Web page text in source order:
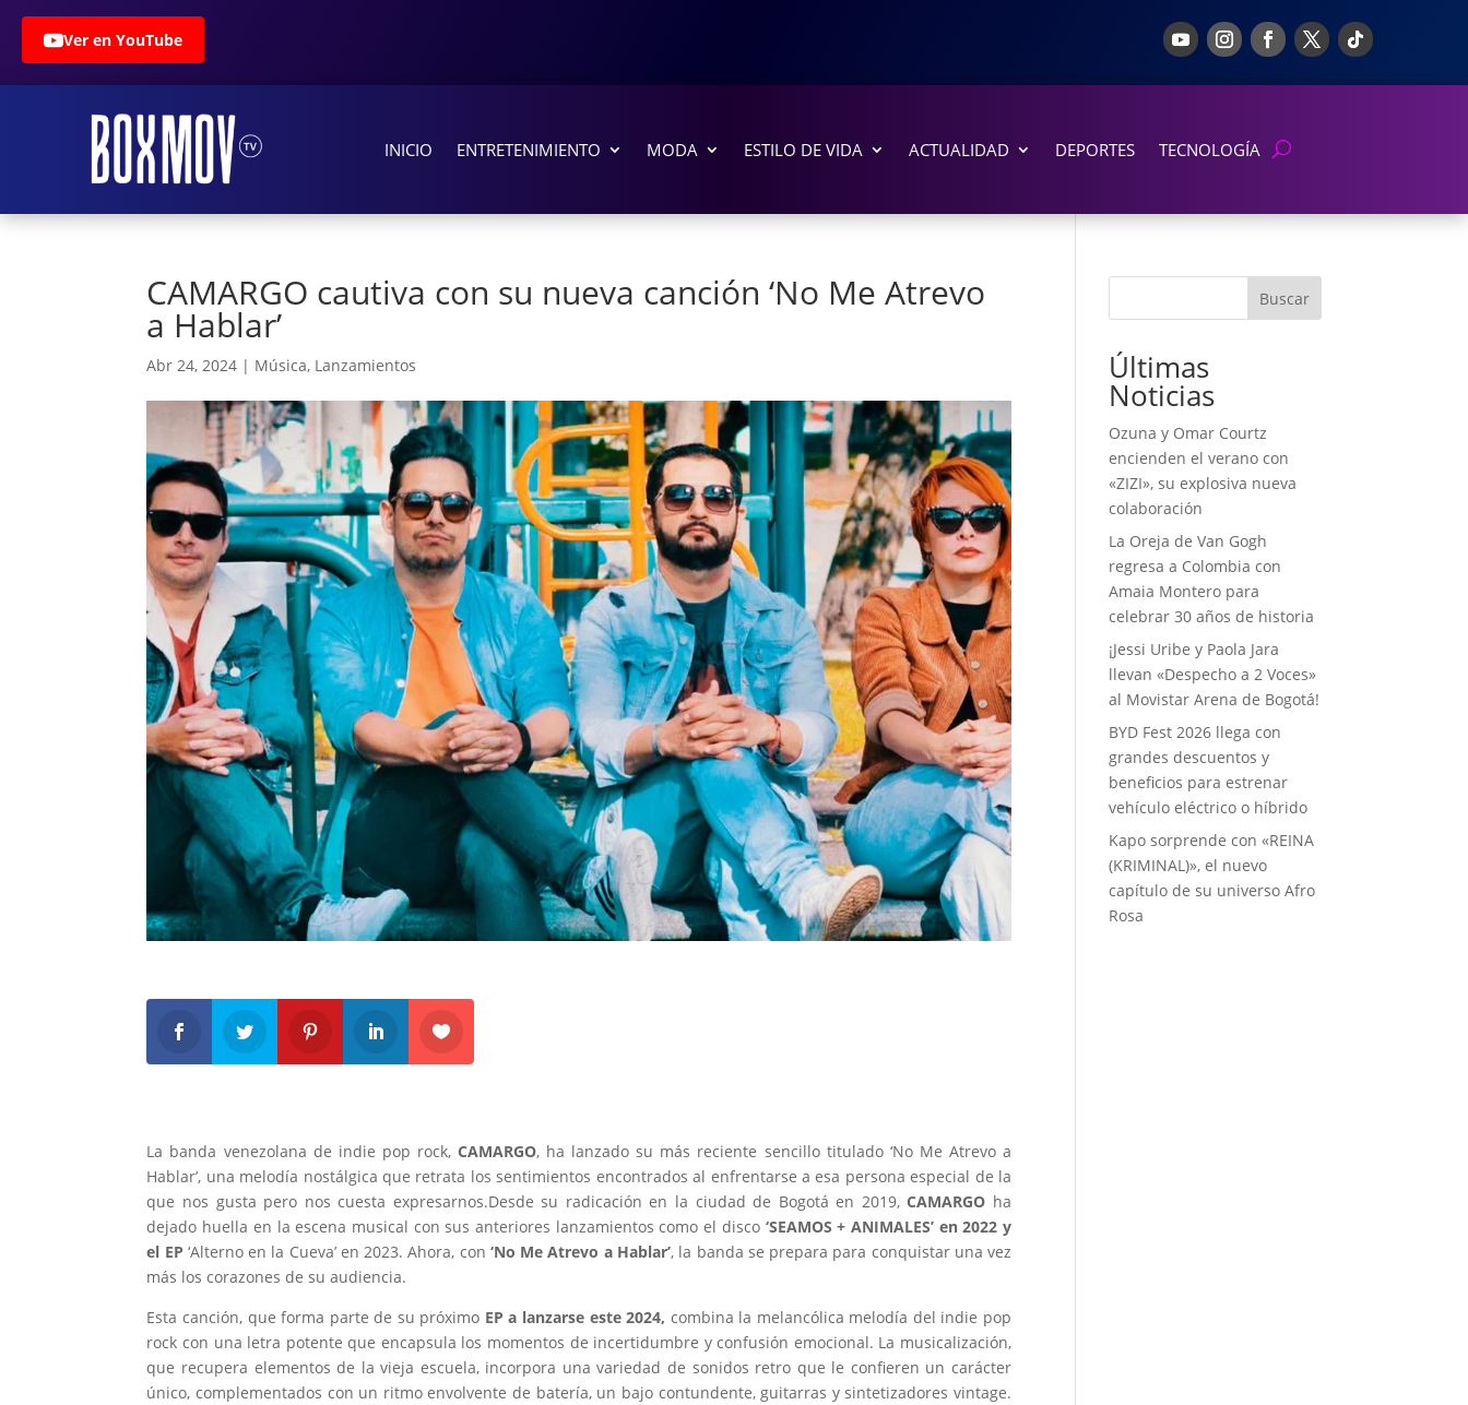
Ver en YouTube
INICIO ENTRETENIMIENTO MODA ESTILO DE VIDA ACTUALIDAD DEPORTES TECNOLOGÍA
CAMARGO cautiva con su nueva canción ‘No Me Atrevo
a Hablar’
Abr 24, 2024 | Música, Lanzamientos
La banda venezolana de indie pop rock,CAMARGO, ha lanzado su más reciente sencillo titulado ‘No Me Atrevo a
Hablar’, una melodía nostálgica que retrata los sentimientos encontrados al enfrentarse a esa persona especial de la
que nos gusta pero nos cuesta expresarnos.Desde su radicación en la ciudad de Bogotá en 2019,CAMARGO ha
dejado huella en la escena musical con sus anteriores lanzamientos como el disco ‘SEAMOS + ANIMALES’ en 2022 y
el EP ‘Alterno en la Cueva’ en 2023. Ahora, con ‘No Me Atrevo a Hablar’, la banda se prepara para conquistar una vez
más los corazones de su audiencia.
Esta canción, que forma parte de su próximo EP a lanzarse este 2024, combina la melancólica melodía del indie pop
rock con una letra potente que encapsula los momentos de incertidumbre y confusión emocional. La musicalización,
que recupera elementos de la vieja escuela, incorpora una variedad de sonidos retro que le confieren un carácter
único, complementados con un ritmo envolvente de batería, un bajo contundente, guitarras y sintetizadores vintage.
Buscar
Últimas
Noticias
Ozuna y Omar Courtz
encienden el verano con
«ZIZI», su explosiva nueva
colaboración
La Oreja de Van Gogh
regresa a Colombia con
Amaia Montero para
celebrar 30 años de historia
¡Jessi Uribe y Paola Jara
llevan «Despecho a 2 Voces»
al Movistar Arena de Bogotá!
BYD Fest 2026 llega con
grandes descuentos y
beneficios para estrenar
vehículo eléctrico o híbrido
Kapo sorprende con «REINA
(KRIMINAL)», el nuevo
capítulo de su universo Afro
Rosa